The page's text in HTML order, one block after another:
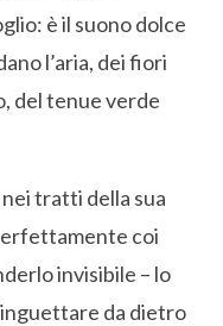
è il suono dolce
l’aria, dei fiori
del tenue verde
tratti della sua
coi
invisibile – lo
da dietro